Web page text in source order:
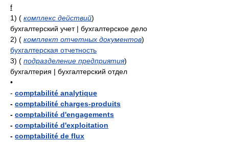
f
1) ( комплекс действий)
бухгалтерский учет | бухгалтерское дело
2) ( комплект отчетных документов)
бухгалтерская отчетность
3) ( подразделение предприятия)
бухгалтерия | бухгалтерский отдел
•
- comptabilité analytique
- comptabilité charges-produits
- comptabilité d'engagements
- comptabilité d'exploitation
- comptabilité de flux